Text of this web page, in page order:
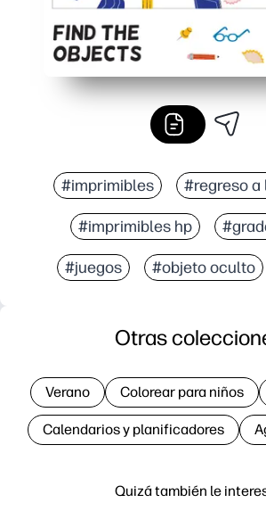
#imprimibles #regreso a
#imprimibles hp
#juegos #objeto oculto
Quizá también le
Otras
Verano Colorear para niños
Calendarios y planificadores